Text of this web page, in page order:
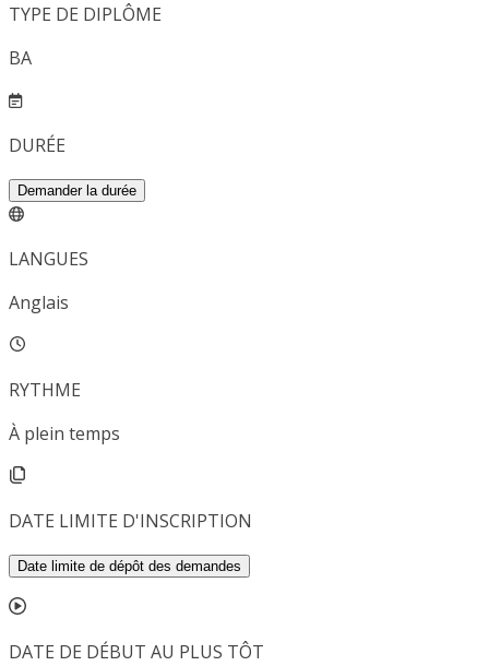
TYPE DE DIPLÔME
BA
DURÉE
Demander la durée
LANGUES
Anglais
RYTHME
À plein temps
DATE LIMITE D'INSCRIPTION
Date limite de dépôt des demandes
DATE DE DÉBUT AU PLUS TÔT